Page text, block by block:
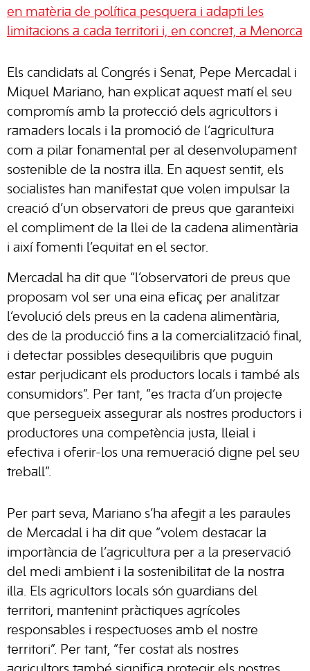
en matèria de política pesquera i adapti les
limitacions a cada territori i, en concret, a Menorca
Els candidats al Congrés i Senat, Pepe Mercadal i
Miquel Mariano, han explicat aquest matí el seu
compromís amb la protecció dels agricultors i
ramaders locals i la promoció de l’agricultura
com a pilar fonamental per al desenvolupament
sostenible de la nostra illa. En aquest sentit, els
socialistes han manifestat que volen impulsar la
creació d’un observatori de preus que garanteixi
el compliment de la llei de la cadena alimentària
i així fomenti l’equitat en el sector.
Mercadal ha dit que “l’observatori de preus que
proposam vol ser una eina eficaç per analitzar
l’evolució dels preus en la cadena alimentària,
des de la producció fins a la comercialització final,
i detectar possibles desequilibris que puguin
estar perjudicant els productors locals i també als
consumidors”. Per tant, “es tracta d’un projecte
que persegueix assegurar als nostres productors i
productores una competència justa, lleial i
efectiva i oferir-los una remueració digne pel seu
treball”.
Per part seva, Mariano s’ha afegit a les paraules
de Mercadal i ha dit que “volem destacar la
importància de l’agricultura per a la preservació
del medi ambient i la sostenibilitat de la nostra
illa. Els agricultors locals són guardians del
territori, mantenint pràctiques agrícoles
responsables i respectuoses amb el nostre
territori”. Per tant, “fer costat als nostres